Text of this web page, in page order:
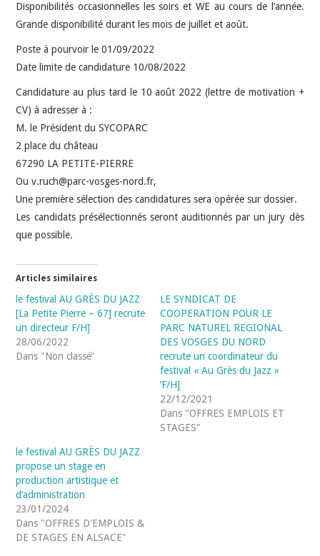
Disponibilités occasionnelles les soirs et WE au cours de l’année.
Grande disponibilité durant les mois de juillet et août.
Poste à pourvoir le 01/09/2022
Date limite de candidature 10/08/2022
Candidature au plus tard le 10 août 2022 (lettre de motivation +
CV) à adresser à :
M. le Président du SYCOPARC
2 place du château
67290 LA PETITE-PIERRE
Ou v.ruch@parc-vosges-nord.fr,
Une première sélection des candidatures sera opérée sur dossier.
Les candidats présélectionnés seront auditionnés par un jury dès
que possible.
Articles similaires
le festival AU GRÈS DU JAZZ
[La Petite Pierre – 67] recrute
un directeur F/H]
28/06/2022
Dans "Non classé"
LE SYNDICAT DE
COOPERATION POUR LE
PARC NATUREL REGIONAL
DES VOSGES DU NORD
recrute un coordinateur du
festival « Au Grès du Jazz »
’F/H]
22/12/2021
Dans "OFFRES EMPLOIS ET
STAGES"
le festival AU GRÈS DU JAZZ
propose un stage en
production artistique et
d’administration
23/01/2024
Dans "OFFRES D'EMPLOIS &
DE STAGES EN ALSACE"